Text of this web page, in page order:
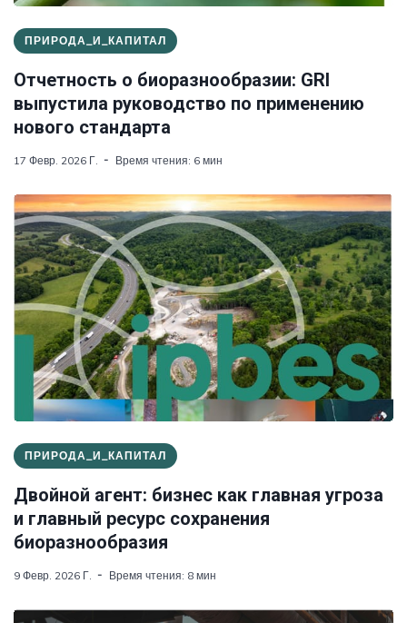
ПРИРОДА_И_КАПИТАЛ
Отчетность о биоразнообразии: GRI
выпустила руководство по применению
нового стандарта
17 Февр. 2026 Г. Время чтения: 6 мин
ПРИРОДА_И_КАПИТАЛ
Двойной агент: бизнес как главная угроза
и главный ресурс сохранения
биоразнообразия
9 Февр. 2026 Г. Время чтения: 8 мин